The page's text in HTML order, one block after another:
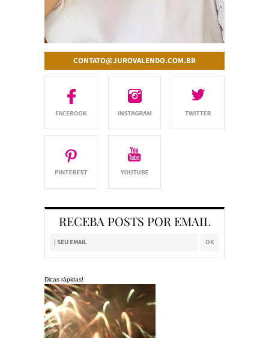
CONTATO@JUROVALENDO.COM.BR
RECEBA POSTS POR EMAIL
Dicas rápidas!